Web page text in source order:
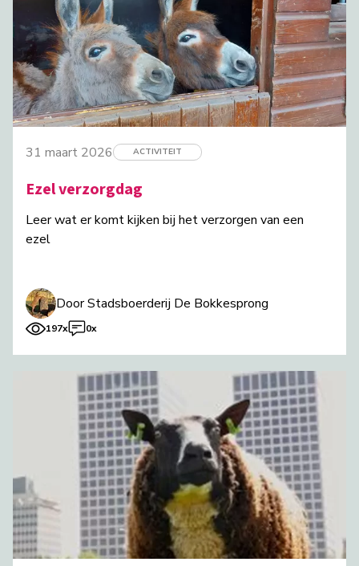
31 maart 2026 ACTIVITEIT
Ezel verzorgdag
Leer wat er komt kijken bij het verzorgen van een
ezel
Door Stadsboerderij De Bokkesprong
197x 0x